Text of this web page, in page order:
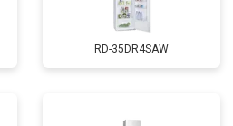
RD-35DR4SAW